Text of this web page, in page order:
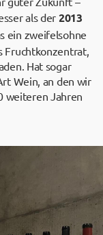
als der 2013
ein zweifelsohne
Fruchtkonzentrat,
Hat sogar
Wein, an den wir
weiteren Jahren